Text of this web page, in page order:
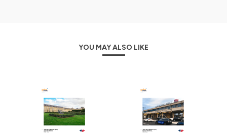
YOU MAY ALSO LIKE